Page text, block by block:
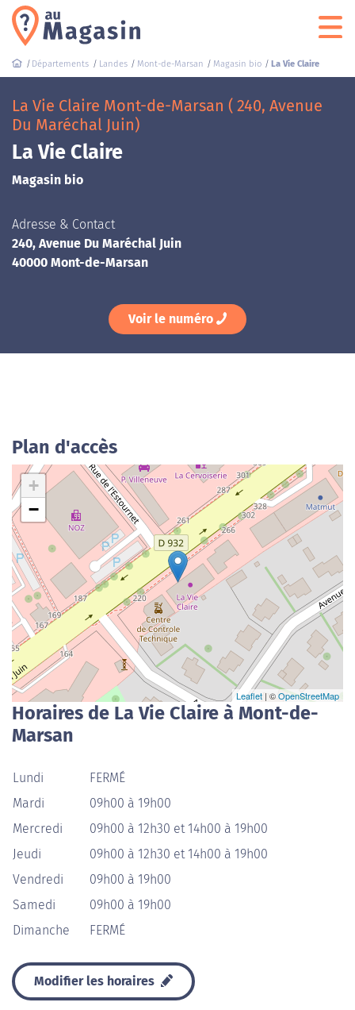
Départements Landes Mont-de-Marsan Magasin bio La Vie Claire
La Vie Claire Mont-de-Marsan ( 240, Avenue
Du Maréchal Juin)
La Vie Claire
Magasin bio
Adresse & Contact
240, Avenue Du Maréchal Juin
40000 Mont-de-Marsan
Voir le numéro
Plan d'accès
+
−
Leaflet | ©OpenStreetMap
Horaires de La Vie Claire à Mont-de-
Marsan
Lundi
FERMÉ
Mardi
09h00 à 19h00
Mercredi
09h00 à 12h30 et 14h00 à 19h00
Jeudi
09h00 à 12h30 et 14h00 à 19h00
Vendredi
09h00 à 19h00
Samedi
09h00 à 19h00
Dimanche
FERMÉ
Modifier les horaires